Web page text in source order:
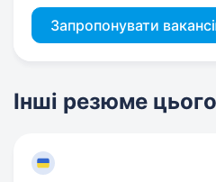
Запропонувати
Інші резюме